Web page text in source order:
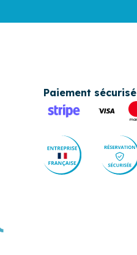
Paiement sécurisé